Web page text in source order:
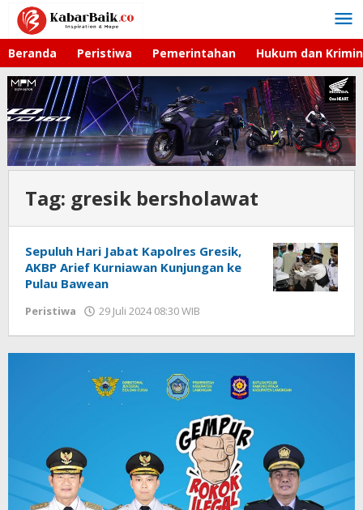
Lewati
konten
Beranda Peristiwa Pemerintahan Hukum dan
Tag: gresik bersholawat
Sepuluh Hari Jabat Kapolres Gresik,
AKBP Arief Kurniawan Kunjungan ke
Pulau Bawean
Peristiwa 29 Juli 2024 08:30 WIB